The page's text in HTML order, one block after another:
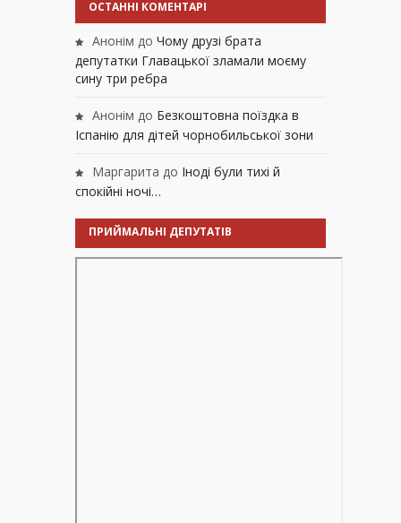
ОСТАННІ КОМЕНТАРІ
Анонім до Чому друзі брата
депутатки Главацької зламали моєму
сину три ребра
Анонім до Безкоштовна поїздка в
Іспанію для дітей чорнобильської зони
Маргарита до Іноді були тихі й
спокійні ночі…
ПРИЙМАЛЬНІ ДЕПУТАТІВ